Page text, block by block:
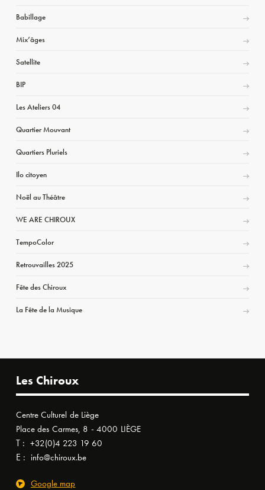
Babillage
Mix’âges
Satellite
BIP
Les Ateliers 04
Quartier Mouvant
Quartiers Pluriels
Ilo citoyen
Noël au Théâtre
WE ARE CHIROUX
TempoColor
Retrouvailles 2025
Fête des Chiroux
La Fête de la Musique
Les Chiroux
Centre Culturel de Liège
Place des Carmes, 8 - 4000 LIÈGE
T : +32(0)4 223 19 60
E : info@chiroux.be
Google map